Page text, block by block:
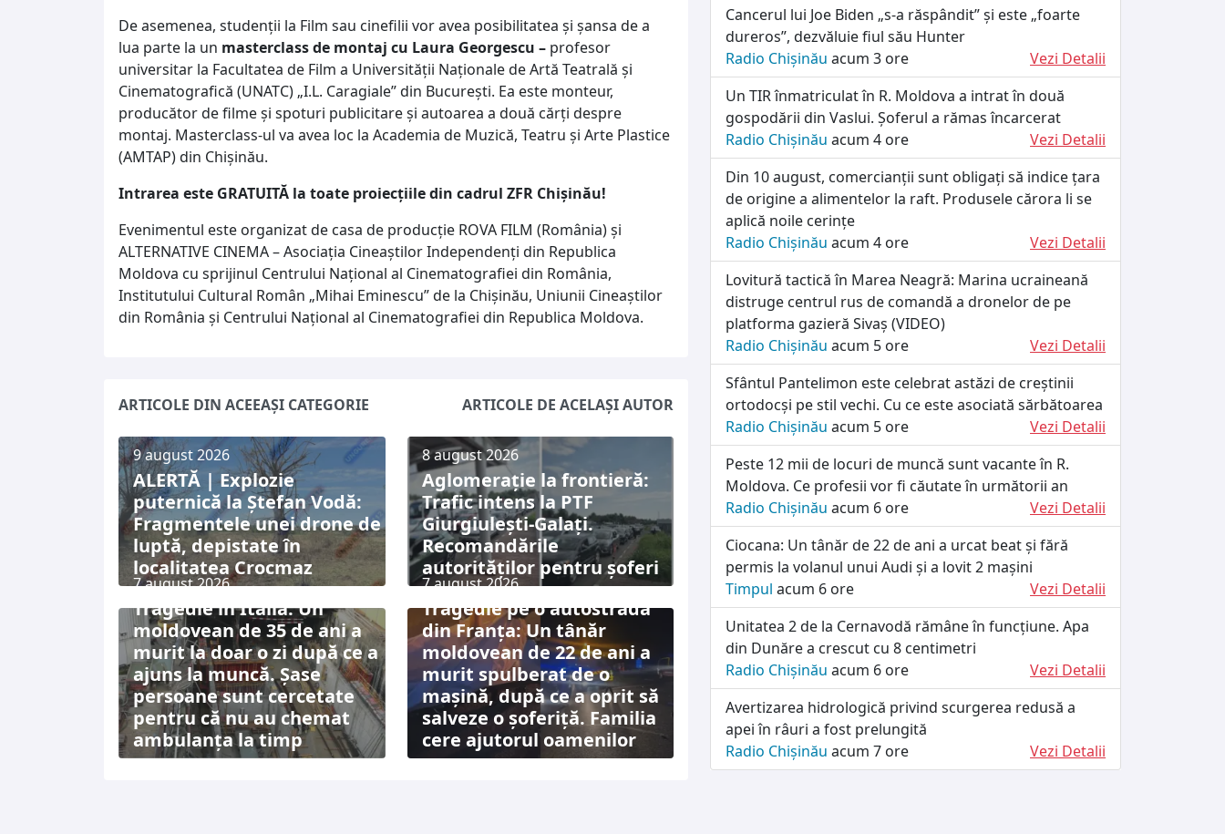
De asemenea, studenții la Film sau cinefilii vor avea posibilitatea și șansa de a
lua parte la un masterclass de montaj cu Laura Georgescu – profesor
universitar la Facultatea de Film a Universității Naționale de Artă Teatrală și
Cinematografică (UNATC) „I.L. Caragiale” din București. Ea este monteur,
producător de filme și spoturi publicitare și autoarea a două cărți despre
montaj. Masterclass-ul va avea loc la Academia de Muzică, Teatru și Arte Plastice
(AMTAP) din Chișinău.
Intrarea este GRATUITĂ la toate proiecțiile din cadrul ZFR Chișinău!
Evenimentul este organizat de casa de producție ROVA FILM (România) și
ALTERNATIVE CINEMA – Asociația Cineaștilor Independenți din Republica
Moldova cu sprijinul Centrului Naţional al Cinematografiei din România,
Institutului Cultural Român „Mihai Eminescu” de la Chișinău, Uniunii Cineaştilor
din România și Centrului Național al Cinematografiei din Republica Moldova.
ARTICOLE DIN ACEEAȘI CATEGORIE ARTICOLE DE ACELAȘI AUTOR
9 august 2026
ALERTĂ | Explozie
puternică la Ștefan Vodă:
Fragmentele unei drone de
luptă, depistate în
localitatea Crocmaz
8 august 2026
Aglomerație la frontieră:
Trafic intens la PTF
Giurgiulești-Galați.
Recomandările
autorităților pentru șoferi
7 august 2026
Tragedie în Italia: Un
moldovean de 35 de ani a
murit la doar o zi după ce a
ajuns la muncă. Șase
persoane sunt cercetate
pentru că nu au chemat
ambulanța la timp
7 august 2026
Tragedie pe o autostradă
din Franța: Un tânăr
moldovean de 22 de ani a
murit spulberat de o
mașină, după ce a oprit să
salveze o șoferiță. Familia
cere ajutorul oamenilor
Cancerul lui Joe Biden „s-a răspândit” și este „foarte
dureros”, dezvăluie fiul său Hunter
Radio Chișinău acum 3 ore
Vezi Detalii
Un TIR înmatriculat în R. Moldova a intrat în două
gospodării din Vaslui. Șoferul a rămas încarcerat
Radio Chișinău acum 4 ore
Vezi Detalii
Din 10 august, comercianții sunt obligați să indice țara
de origine a alimentelor la raft. Produsele cărora li se
aplică noile cerințe
Radio Chișinău acum 4 ore
Vezi Detalii
Lovitură tactică în Marea Neagră: Marina ucraineană
distruge centrul rus de comandă a dronelor de pe
platforma gazieră Sivaș (VIDEO)
Radio Chișinău acum 5 ore
Vezi Detalii
Sfântul Pantelimon este celebrat astăzi de creștinii
ortodocși pe stil vechi. Cu ce este asociată sărbătoarea
Radio Chișinău acum 5 ore
Vezi Detalii
Peste 12 mii de locuri de muncă sunt vacante în R.
Moldova. Ce profesii vor fi căutate în următorii an
Radio Chișinău acum 6 ore
Vezi Detalii
Ciocana: Un tânăr de 22 de ani a urcat beat și fără
permis la volanul unui Audi și a lovit 2 mașini
Timpul acum 6 ore
Vezi Detalii
Unitatea 2 de la Cernavodă rămâne în funcțiune. Apa
din Dunăre a crescut cu 8 centimetri
Radio Chișinău acum 6 ore
Vezi Detalii
Avertizarea hidrologică privind scurgerea redusă a
apei în râuri a fost prelungită
Radio Chișinău acum 7 ore Vezi Detalii